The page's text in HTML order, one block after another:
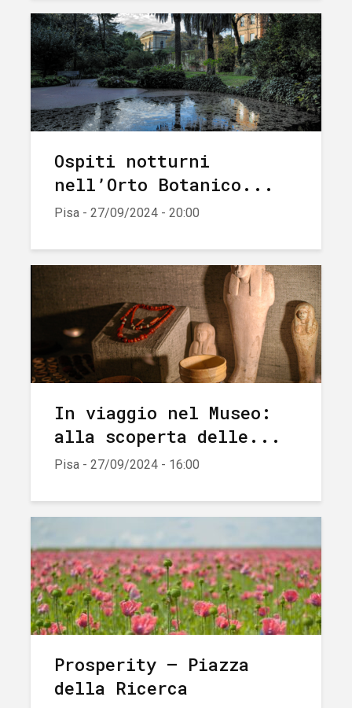
Ospiti notturni
nell’Orto Botanico...
Pisa - 27/09/2024 - 20:00
In viaggio nel Museo:
alla scoperta delle...
Pisa - 27/09/2024 - 16:00
Prosperity – Piazza
della Ricerca